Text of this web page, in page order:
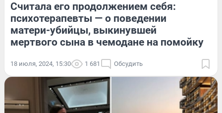
Считала его продолжением себя:
психотерапевты — о поведении
матери-убийцы, выкинувшей
мертвого сына в чемодане на помойку
18 июля, 2024, 15:30 1 681 Обсудить